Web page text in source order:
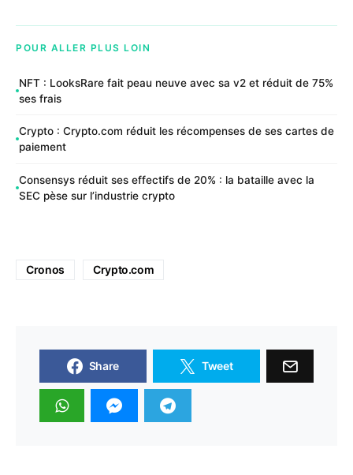
POUR ALLER PLUS LOIN
NFT : LooksRare fait peau neuve avec sa v2 et réduit de 75%
ses frais
Crypto : Crypto.com réduit les récompenses de ses cartes de
paiement
Consensys réduit ses effectifs de 20% : la bataille avec la
SEC pèse sur l’industrie crypto
Cronos Crypto.com
Share Tweet